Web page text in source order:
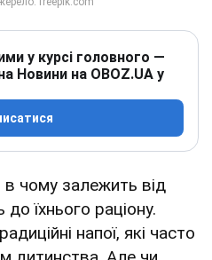
у курсі головного —
Новини на OBOZ.UA у
в чому залежить від
їхнього раціону.
напої, які часто